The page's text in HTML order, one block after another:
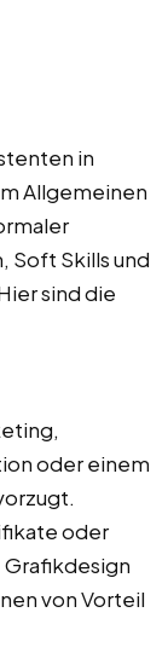
in
Allgemeinen
Soft Skills und
sind die
oder einem
oder
Grafikdesign
von Vorteil